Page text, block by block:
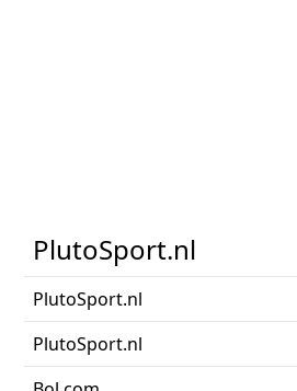
PlutoSport.nl
PlutoSport.nl
PlutoSport.nl